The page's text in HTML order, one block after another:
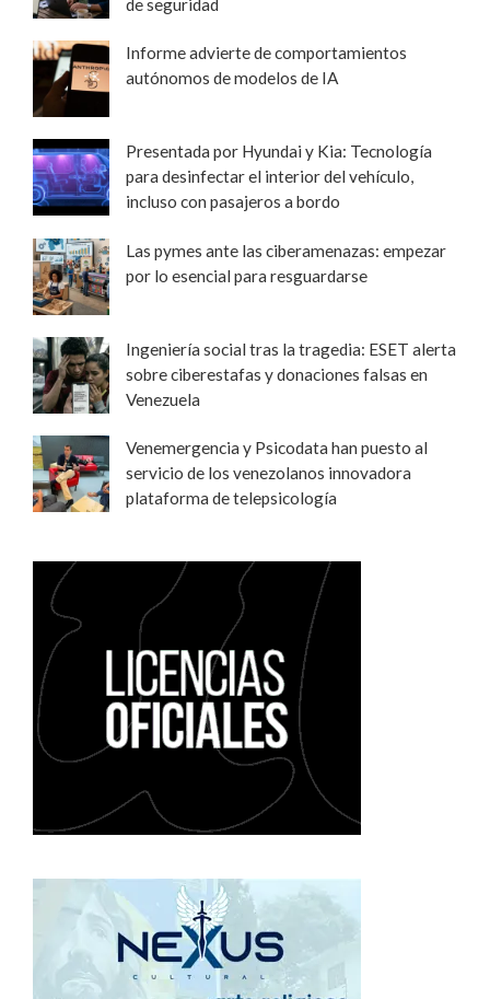
de seguridad
Informe advierte de comportamientos
autónomos de modelos de IA
Presentada por Hyundai y Kia: Tecnología
para desinfectar el interior del vehículo,
incluso con pasajeros a bordo
Las pymes ante las ciberamenazas: empezar
por lo esencial para resguardarse
Ingeniería social tras la tragedia: ESET alerta
sobre ciberestafas y donaciones falsas en
Venezuela
Venemergencia y Psicodata han puesto al
servicio de los venezolanos innovadora
plataforma de telepsicología